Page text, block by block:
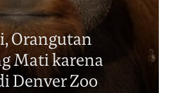
2.700
Dekade?
14 Jul 2026
Orangutan
Mati karena
Denver Zoo